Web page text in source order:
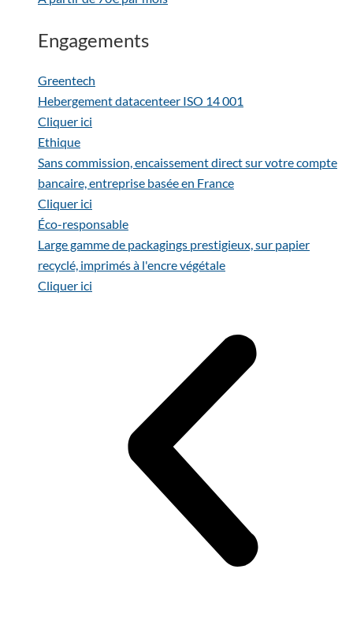
Engagements
Greentech
Hebergement datacenteer ISO 14 001
Cliquer ici
Ethique
Sans commission, encaissement direct sur votre compte
bancaire, entreprise basée en France
Cliquer ici
Éco-responsable
Large gamme de packagings prestigieux, sur papier
recyclé, imprimés à l'encre végétale
Cliquer ici